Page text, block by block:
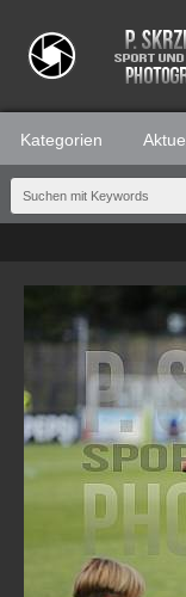
Kategorien